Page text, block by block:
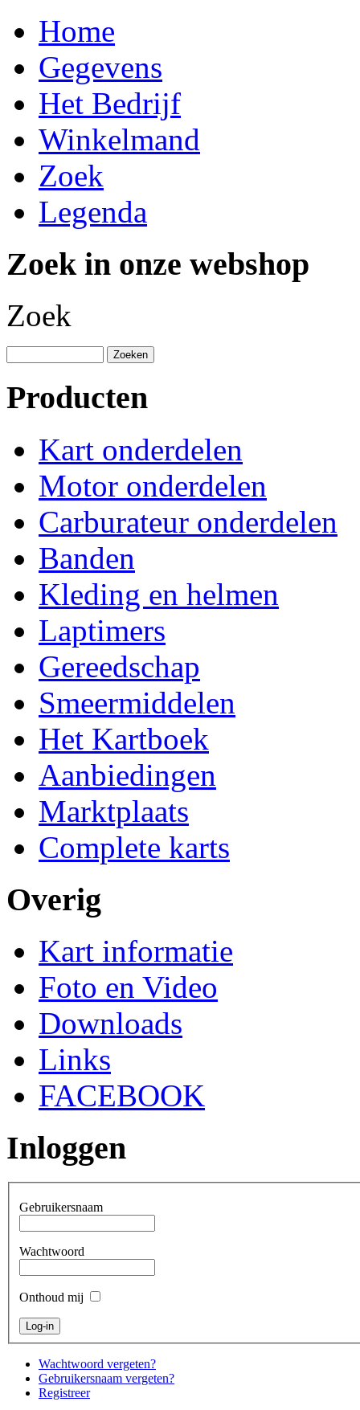
Home
Gegevens
Het Bedrijf
Winkelmand
Zoek
Legenda
Zoek in onze webshop
Zoek
Producten
Kart onderdelen
Motor onderdelen
Carburateur onderdelen
Banden
Kleding en helmen
Laptimers
Gereedschap
Smeermiddelen
Het Kartboek
Aanbiedingen
Marktplaats
Complete karts
Overig
Kart informatie
Foto en Video
Downloads
Links
FACEBOOK
Inloggen
Gebruikersnaam
Wachtwoord
Onthoud mij
Wachtwoord vergeten?
Gebruikersnaam vergeten?
Registreer